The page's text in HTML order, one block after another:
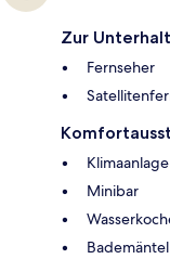
Zur
Fernseher
Minibar